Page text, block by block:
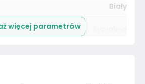
Biały
więcej parametrów